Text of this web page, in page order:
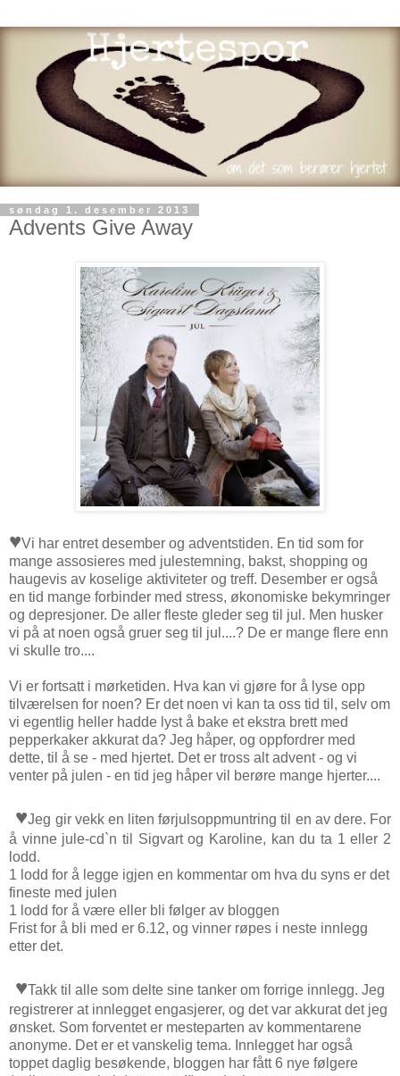
søndag 1. desember 2013
Advents Give Away
♥Vi har entret desember og adventstiden. En tid som for
mange assosieres med julestemning, bakst, shopping og
haugevis av koselige aktiviteter og treff. Desember er også
en tid mange forbinder med stress, økonomiske bekymringer
og depresjoner. De aller fleste gleder seg til jul. Men husker
vi på at noen også gruer seg til jul....? De er mange flere enn
vi skulle tro....
Vi er fortsatt i mørketiden. Hva kan vi gjøre for å lyse opp
tilværelsen for noen? Er det noen vi kan ta oss tid til, selv om
vi egentlig heller hadde lyst å bake et ekstra brett med
pepperkaker akkurat da? Jeg håper, og oppfordrer med
dette, til å se - med hjertet. Det er tross alt advent - og vi
venter på julen - en tid jeg håper vil berøre mange hjerter....
♥Jeg gir vekk en liten førjulsoppmuntring til en av dere. For
å vinne jule-cd`n til Sigvart og Karoline, kan du ta 1 eller 2
lodd.
1 lodd for å legge igjen en kommentar om hva du syns er det
fineste med julen
1 lodd for å være eller bli følger av bloggen
Frist for å bli med er 6.12, og vinner røpes i neste innlegg
etter det.
♥Takk til alle som delte sine tanker om forrige innlegg. Jeg
registrerer at innlegget engasjerer, og det var akkurat det jeg
ønsket. Som forventet er mesteparten av kommentarene
anonyme. Det er et vanskelig tema. Innlegget har også
toppet daglig besøkende, bloggen har fått 6 nye følgere